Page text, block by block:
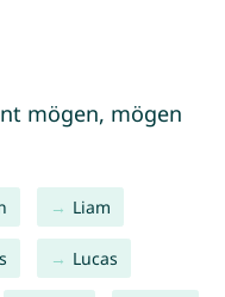
mögen, mögen
Liam
Lucas